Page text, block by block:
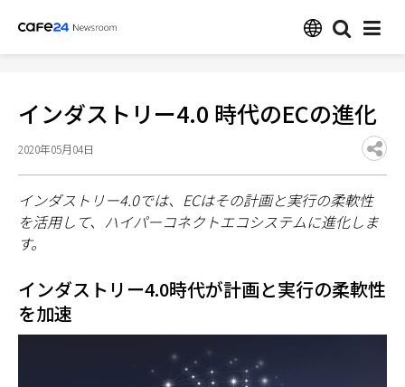
インダストリー4.0 時代のECの進化
2020年05月04日
インダストリー4.0では、 ECはその計画と実行の柔軟性
を活用して、ハイパーコネクトエコシステムに進化しま
す。
インダストリー4.0時代が計画と実行の柔軟性
を加速